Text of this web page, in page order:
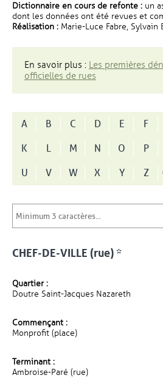
Dictionnaire en cours de refonte : un
dont les données ont été revues et
Réalisation : Marie-Luce Fabre, Sylvain
En savoir plus : Les premières
officielles de rues
A B C D E F
K
L M N O P
U
V W X Y Z
CHEF-DE-VILLE (rue) *
Quartier :
Doutre Saint-Jacques Nazareth
Commençant :
Monprofit (place)
Terminant :
Ambroise-Paré (rue)